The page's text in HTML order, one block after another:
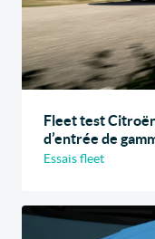
Fleet test
d’entrée de
Essais fleet